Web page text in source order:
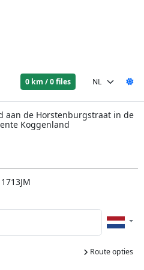
0 km / 0 files
aan de Horstenburgstraat in de
Koggenland
Route opties